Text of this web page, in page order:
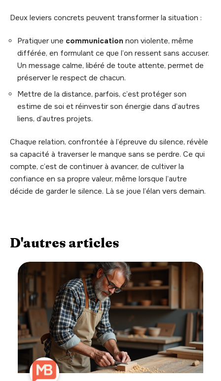
Deux leviers concrets peuvent transformer la situation :
Pratiquer une communication non violente, même
différée, en formulant ce que l’on ressent sans accuser.
Un message calme, libéré de toute attente, permet de
préserver le respect de chacun.
Mettre de la distance, parfois, c’est protéger son
estime de soi et réinvestir son énergie dans d’autres
liens, d’autres projets.
Chaque relation, confrontée à l’épreuve du silence, révèle
sa capacité à traverser le manque sans se perdre. Ce qui
compte, c’est de continuer à avancer, de cultiver la
confiance en sa propre valeur, même lorsque l’autre
décide de garder le silence. Là se joue l’élan vers demain.
D'autres articles